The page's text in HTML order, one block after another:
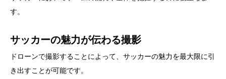
す。
サッカーの魅力が伝わる撮影
ドローンで撮影することによって、サッカーの魅力を最大限に引
き出すことが可能です。